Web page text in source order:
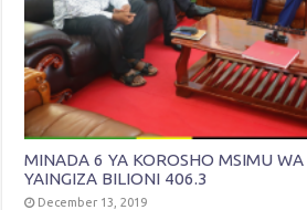
MINADA 6 YA KOROSHO MSIMU
YAINGIZA BILIONI 406.3
December 13, 2019